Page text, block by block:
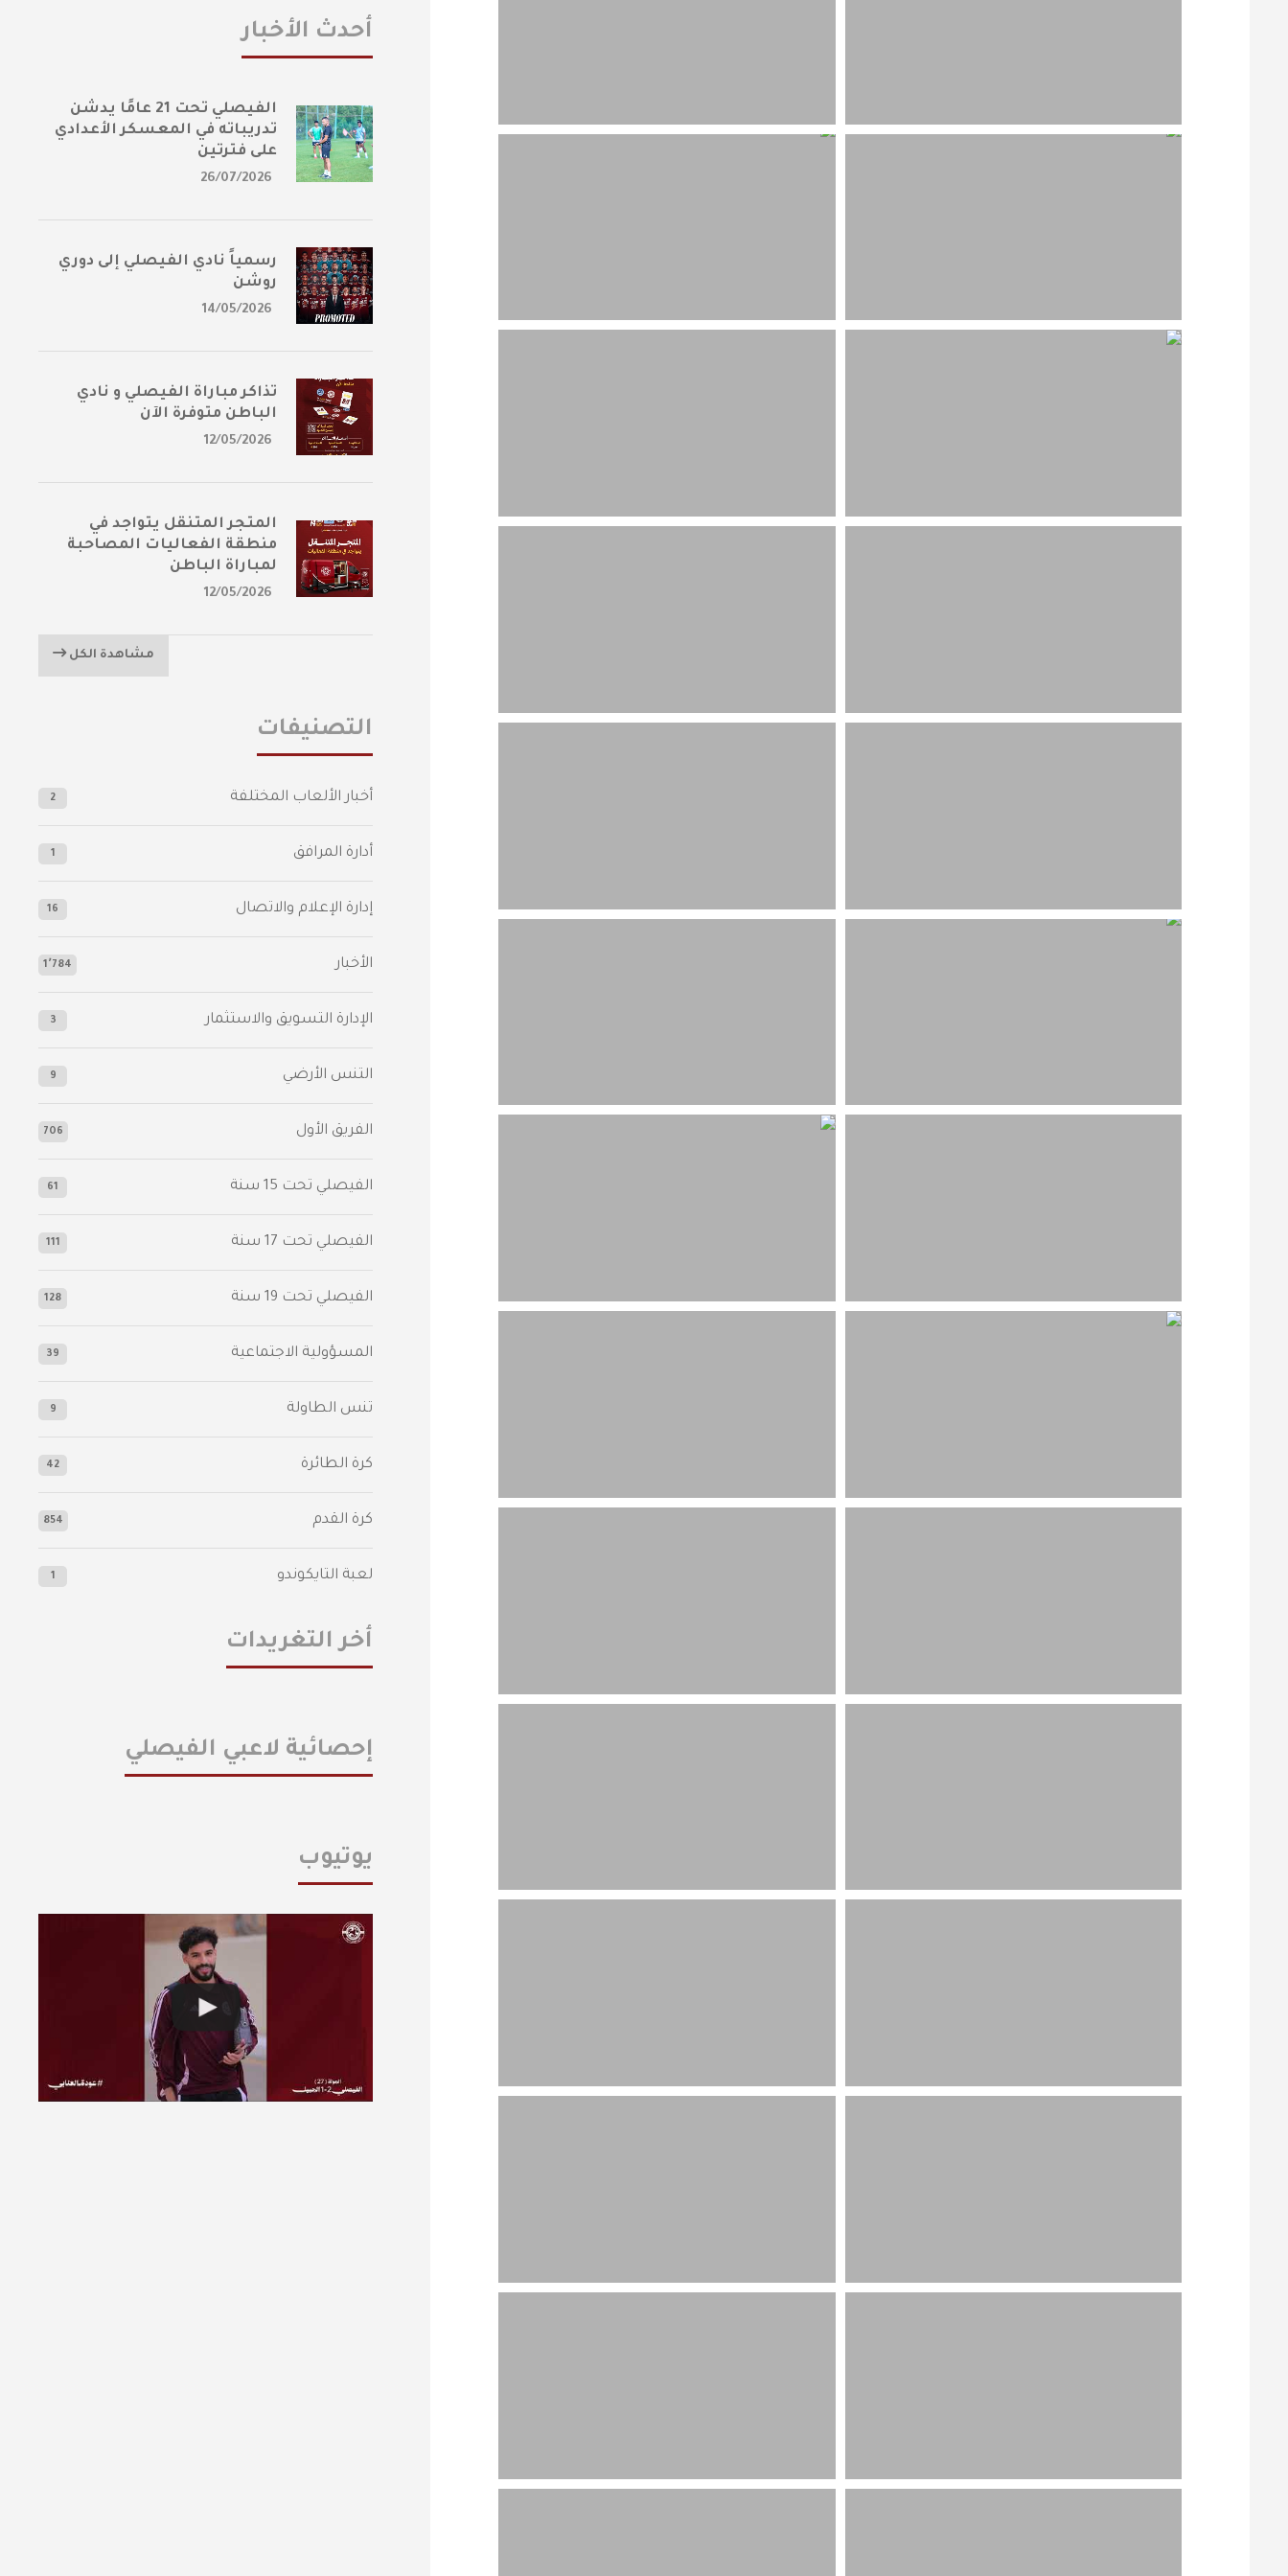
أحدث الأخبار
الفيصلي تحت 21 عامًا يدشن
تدريباته في المعسكر الأعدادي
على فترتين
26/07/2026
رسمياً نادي الفيصلي إلى دوري
روشن
14/05/2026
تذاكر مباراة الفيصلي و نادي
الباطن متوفرة الآن
12/05/2026
المتجر المتنقل يتواجد في
منطقة الفعاليات المصاحبة
لمباراة الباطن
12/05/2026
مشاهدة الكل
التصنيفات
أخبار الألعاب المختلفة 2
أدارة المرافق 1
إدارة الإعلام والاتصال 16
الأخبار 1٬784
الإدارة التسويق والاستثمار 3
التنس الأرضي 9
الفريق الأول 706
الفيصلي‬⁩ تحت 15 سنة 61
‫الفيصلي‬⁩ تحت 17 سنة 111
الفيصلي‬⁩ تحت 19 سنة 128
المسؤولية الاجتماعية 39
تنس الطاولة 9
كرة الطائرة 42
كرة القدم 854
لعبة التايكوندو 1
أخر التغريدات
إحصائية لاعبي الفيصلي
يوتيوب